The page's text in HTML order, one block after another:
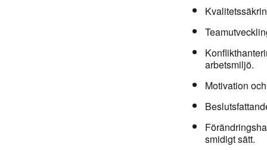
arbetsmiljö.
Motivation
smidigt sätt.